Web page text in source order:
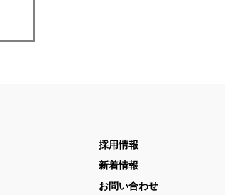
採用情報
新着情報
お問い合わせ